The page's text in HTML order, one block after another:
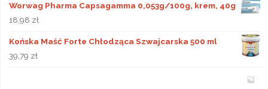
Worwag Pharma Capsagamma 0,053g/100g, krem, 40g
18,98 zł
Końska Maść Forte Chłodząca Szwajcarska 500 ml
39,79 zł